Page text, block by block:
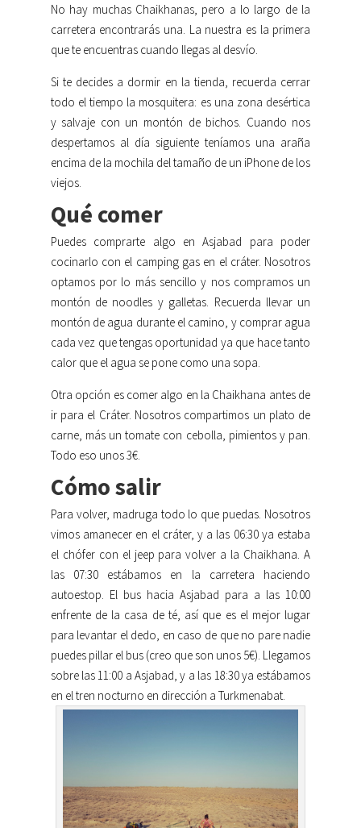
No hay muchas Chaikhanas, pero a lo largo de la
carretera encontrarás una. La nuestra es la primera
que te encuentras cuando llegas al desvío.
Si te decides a dormir en la tienda, recuerda cerrar
todo el tiempo la mosquitera: es una zona desértica
y salvaje con un montón de bichos. Cuando nos
despertamos al día siguiente teníamos una araña
encima de la mochila del tamaño de un iPhone de los
viejos.
Qué comer
Puedes comprarte algo en Asjabad para poder
cocinarlo con el camping gas en el cráter. Nosotros
optamos por lo más sencillo y nos compramos un
montón de noodles y galletas. Recuerda llevar un
montón de agua durante el camino, y comprar agua
cada vez que tengas oportunidad ya que hace tanto
calor que el agua se pone como una sopa.
Otra opción es comer algo en la Chaikhana antes de
ir para el Cráter. Nosotros compartimos un plato de
carne, más un tomate con cebolla, pimientos y pan.
Todo eso unos 3€.
Cómo salir
Para volver, madruga todo lo que puedas. Nosotros
vimos amanecer en el cráter, y a las 06:30 ya estaba
el chófer con el jeep para volver a la Chaikhana. A
las 07:30 estábamos en la carretera haciendo
autoestop. El bus hacia Asjabad para a las 10:00
enfrente de la casa de té, así que es el mejor lugar
para levantar el dedo, en caso de que no pare nadie
puedes pillar el bus (creo que son unos 5€). Llegamos
sobre las 11:00 a Asjabad, y a las 18:30 ya estábamos
en el tren nocturno en dirección a Turkmenabat.